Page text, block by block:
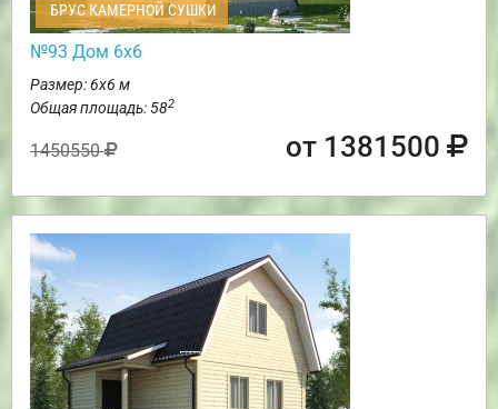
БРУС КАМЕРНОЙ СУШКИ
№93 Дом 6х6
Размер: 6х6 м
Общая площадь: 582
1450550 от 1381500